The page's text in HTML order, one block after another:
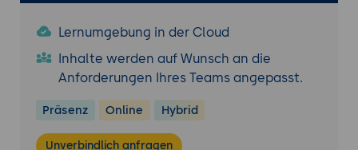
(TubeBuddy, VidIQ)
7. Veröffentlichung und
Distributionsstrategien
Plattformgerechte Formatierung
(Kapwing)
Crossposting und Zeitplanung mit KI
Lernumgebung in der Cloud
Inhalte werden auf Wunsch an die
Anforderungen Ihres Teams angepasst.
Präsenz Online Hybrid
Unverbindlich anfragen